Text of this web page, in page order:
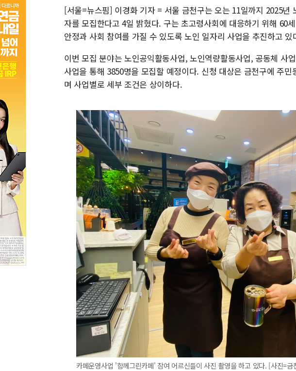
[서울=뉴스핌] 이경화 기자 = 서울 금천구는 오는 11일까지 2025년
자를 모집한다고 4일 밝혔다. 구는 초고령사회에 대응하기 위해 60
안정과 사회 참여를 가질 수 있도록 노인 일자리 사업을 추진하고 있
이번 모집 분야는 노인공익활동사업, 노인역량활동사업, 공동체 사
사업을 통해 3850명을 모집할 예정이다. 신청 대상은 금천구에 주
며 사업별로 세부 조건은 상이하다.
카페운영사업 '함께그린카페' 참여 어르신들이 사진 촬영을 하고 있다. [사진=금